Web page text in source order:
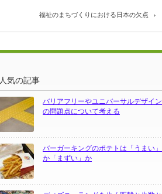
福祉のまちづくりにおける日本の欠点
人気の記事
バリアフリーやユニバーサルデザイン
の問題点について考える
バーガーキングのポテトは「うまい」
か「まずい」か